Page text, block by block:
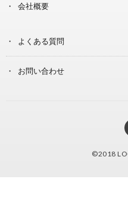
会社概要
よくある質問
お問い合わせ
©2018